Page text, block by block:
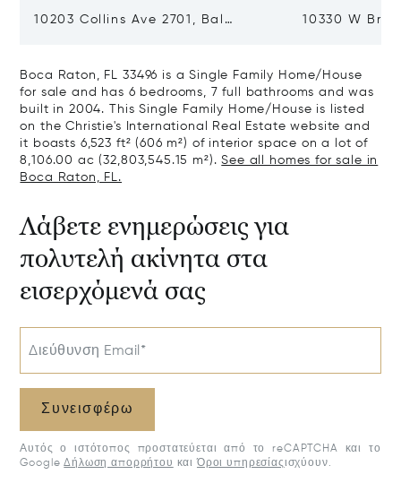
10203 Collins Ave 2701, Bal
10330 W
Boca Raton, FL 33496 is a Single Family Home/House
for sale and has 6 bedrooms, 7 full bathrooms and was
built in 2004. This Single Family Home/House is listed
on the Christie's International Real Estate website and
it boasts 6,523 ft² (606 m²) of interior space on a lot of
8,106.00 ac (32,803,545.15 m²).See all homes for sale in
Boca Raton, FL.
Λάβετε ενημερώσεις για
πολυτελή ακίνητα στα
εισερχόμενά σας
Διεύθυνση Email*
Συνεισφέρω
Αυτός ο ιστότοπος προστατεύεται από το reCAPTCHA και το
Google Δήλωση απορρήτου και Όροι υπηρεσίαςισχύουν.